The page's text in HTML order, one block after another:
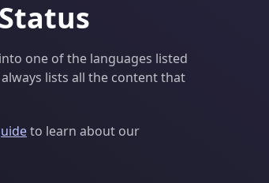
into one of the languages listed
lists all the content that
to learn about our